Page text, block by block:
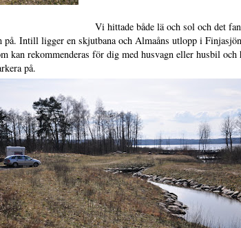
Vi hittade både lä och sol och det
på. Intill ligger en skjutbana och Almaåns utlopp i
kan rekommenderas för dig med husvagn eller husbil
på.